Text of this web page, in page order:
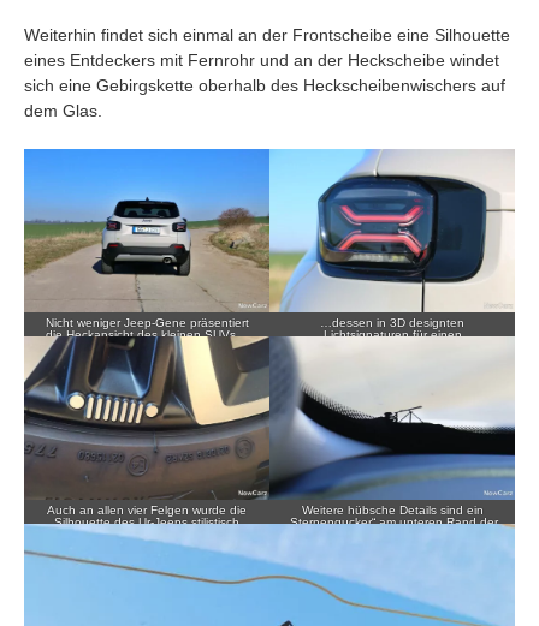
Weiterhin findet sich einmal an der Frontscheibe eine Silhouette
eines Entdeckers mit Fernrohr und an der Heckscheibe windet
sich eine Gebirgskette oberhalb des Heckscheibenwischers auf
dem Glas.
Nicht weniger Jeep-Gene präsentiert
die Heckansicht des kleinen SUVs…
…dessen in 3D designten
Lichtsignaturen für einen
Auch an allen vier Felgen wurde die
Silhouette des Ur-Jeeps stilistisch
verewigt.
Weitere hübsche Details sind ein
„Sternengucker“ am unteren Rand der